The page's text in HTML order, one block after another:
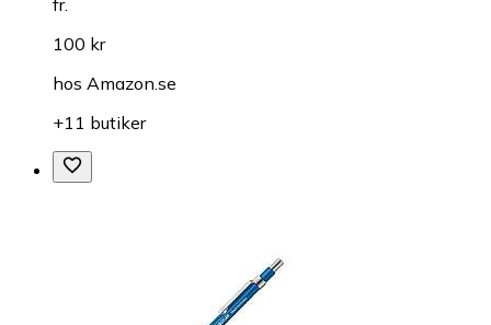
fr.
100 kr
hos Amazon.se
+11 butiker